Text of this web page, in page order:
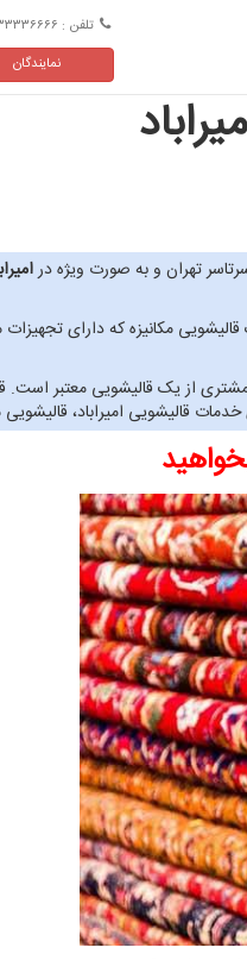
تلفن : ۳۳۳۳۶۶۶۶-۰۳۱
نمایندگان
تهران و به صورت ویژه در
قطعا یک قالیشویی مکانیزه که
از یک قالیشویی معتبر است.